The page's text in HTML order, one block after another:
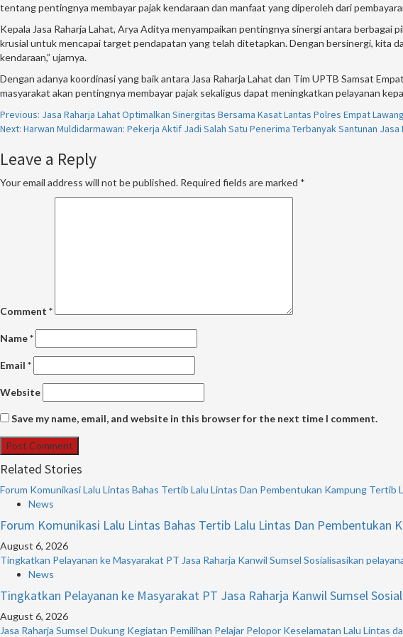
tentang pentingnya membayar pajak kendaraan dan manfaat yang diperoleh dari
Kepala Jasa Raharja Lahat, Arya Aditya menyampaikan pentingnya sinergi antara berbagai
krusial untuk mencapai target pendapatan yang telah ditetapkan. Dengan bersinergi, kita
kendaraan,” ujarnya.
Dengan adanya koordinasi yang baik antara Jasa Raharja Lahat dan Tim UPTB Samsat
masyarakat akan pentingnya membayar pajak sekaligus dapat meningkatkan pelayanan
Continue
Reading
Previous: Jasa Raharja Lahat Optimalkan Sinergitas Bersama Kasat Lantas Polres Empat Lawang
Next: Harwan Muldidarmawan: Pekerja Aktif Jadi Salah Satu Penerima Terbanyak Santunan Jasa
Leave a Reply
Your email address will not be published. Required fields are marked *
Comment *
Name*
Email *
Website
Save my name, email, and website in this browser for the next time I comment.
Related Stories
Forum Komunikasi Lalu Lintas Bahas Tertib Lalu Lintas Dan Pembentukan Kampung Tertib
News
Forum Komunikasi Lalu Lintas Bahas Tertib Lalu Lintas Dan Pembentukan
August 6, 2026
Tingkatkan Pelayanan ke Masyarakat PT Jasa Raharja Kanwil Sumsel Sosialisasikan
News
Tingkatkan Pelayanan ke Masyarakat PT Jasa Raharja Kanwil Sumsel
August 6, 2026
Jasa Raharja Sumsel Dukung Kegiatan Pemilihan Pelajar Pelopor Keselamatan Lalu Lintas